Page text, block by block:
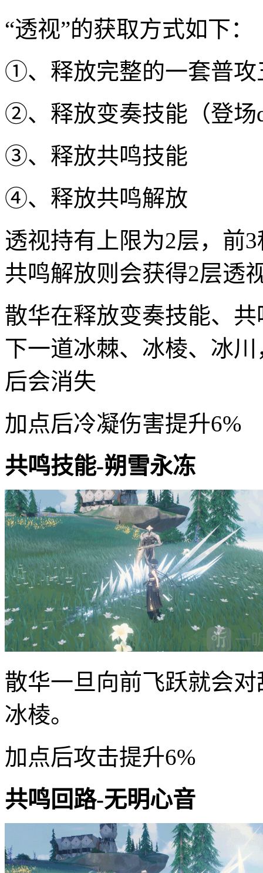
“透视”的获取方式如下：
①、释放完整的一套普攻
②、释放变奏技能（登场
③、释放共鸣技能
④、释放共鸣解放
透视持有上限为2层，前
共鸣解放则会获得2层透
散华在释放变奏技能、
下一道冰棘、冰棱、冰
后会消失
加点后冷凝伤害提升6%
共鸣技能-朔雪永冻
散华一旦向前飞跃就会
冰棱。
加点后攻击提升6%
共鸣回路-无明心音